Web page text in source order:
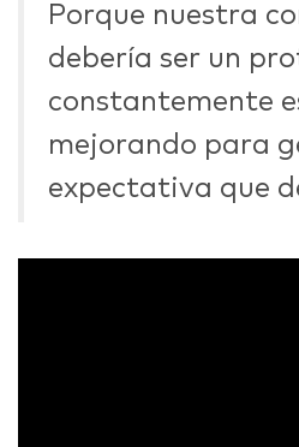
Porque nuestra
debería ser un
constantemente
mejorando para
expectativa que